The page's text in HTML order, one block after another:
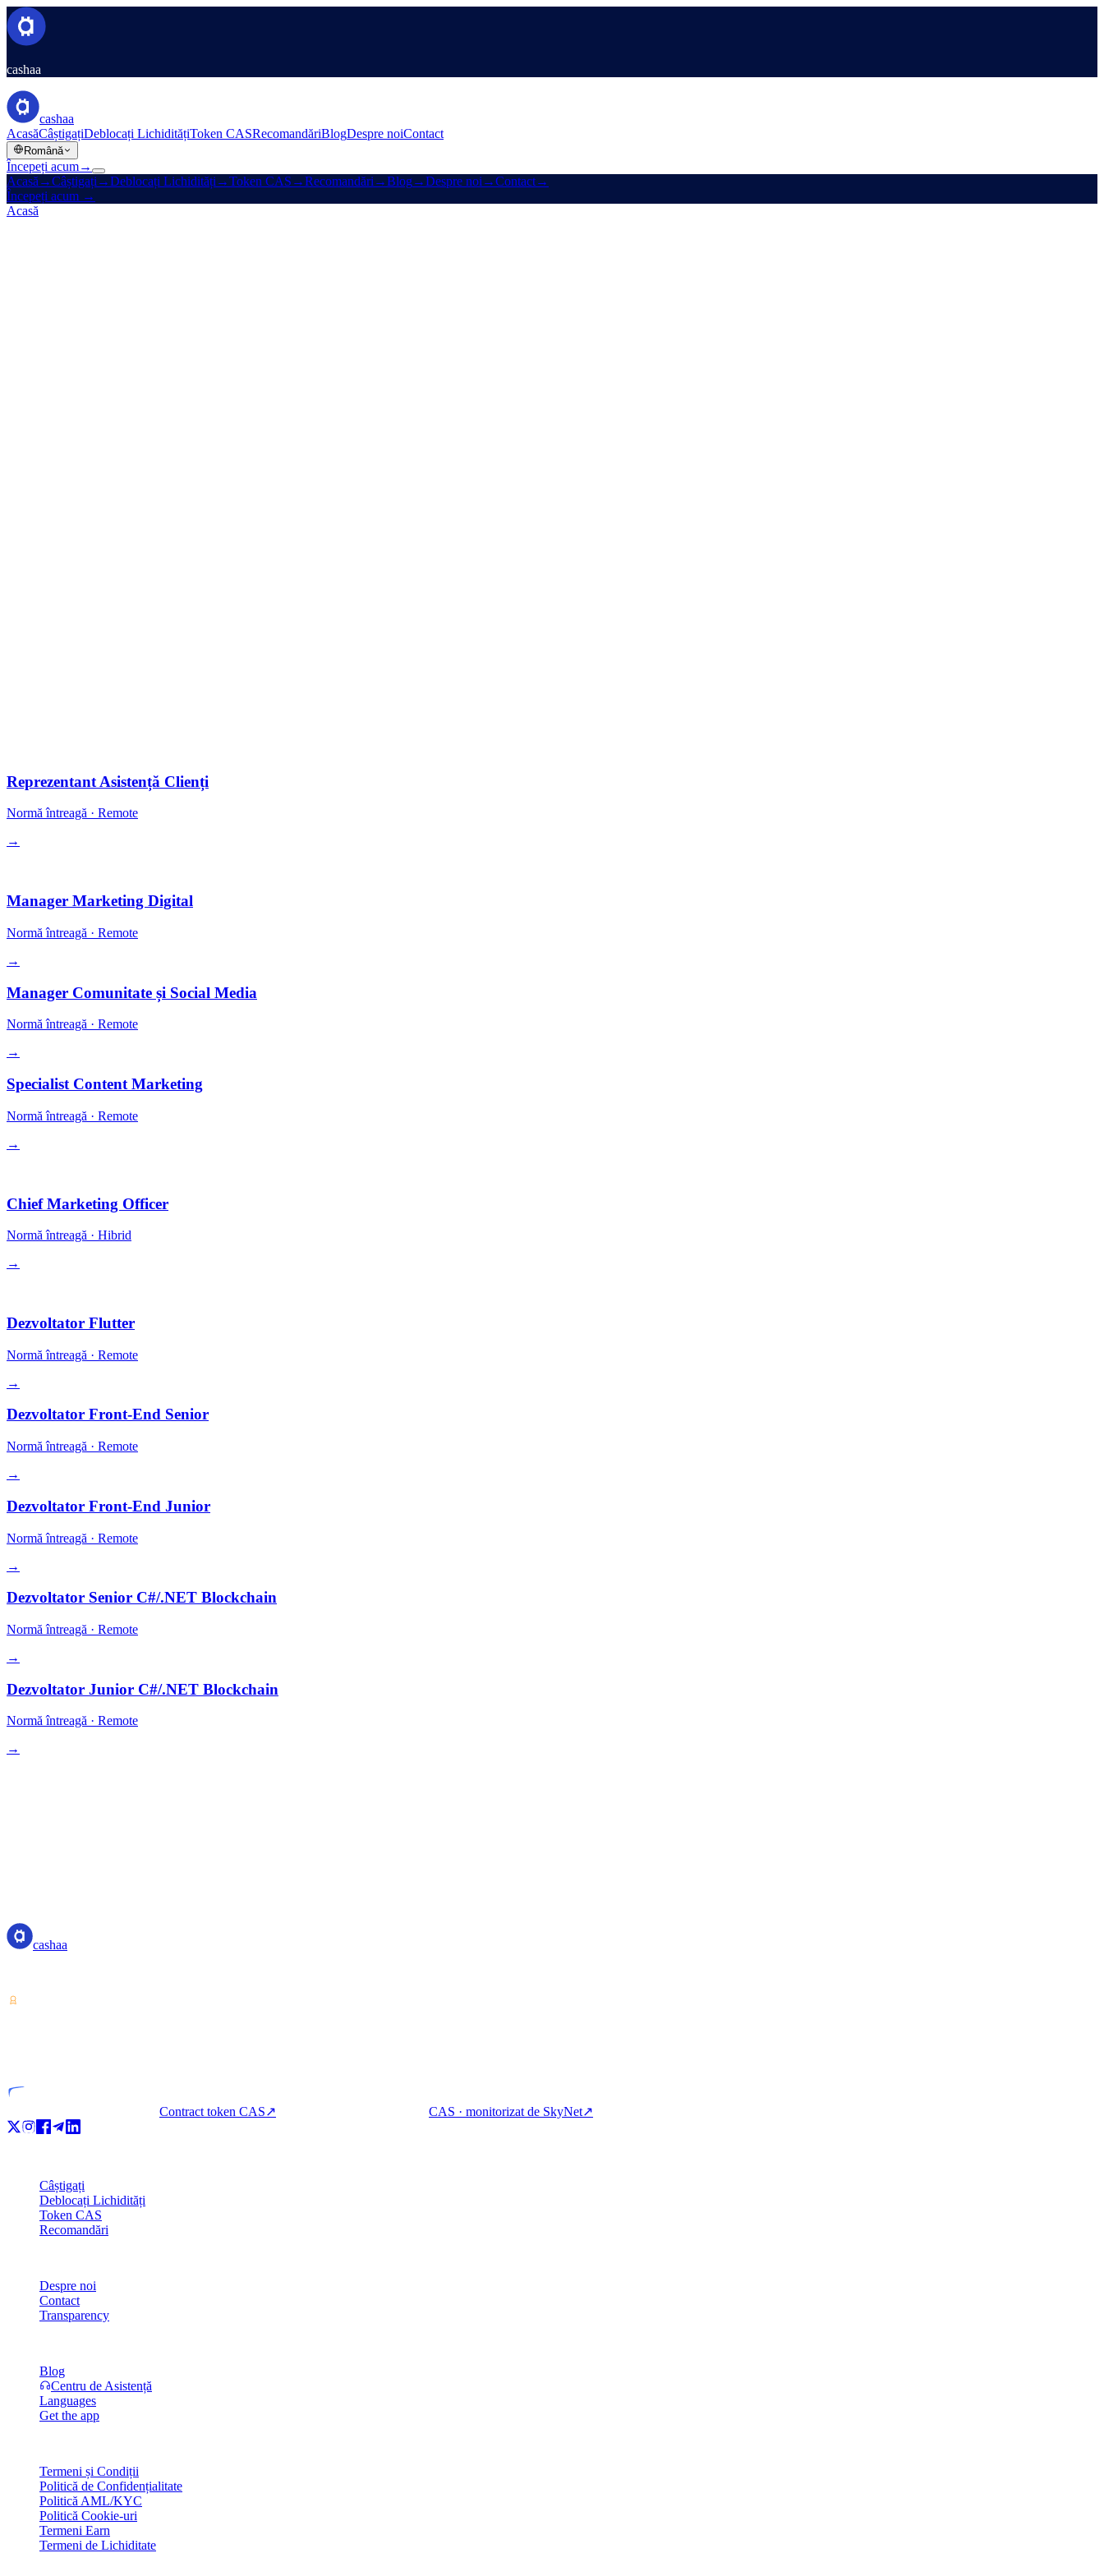
cashaa
cashaa
AcasăCâștigațiDeblocați LichiditățiToken CASRecomandăriBlogDespre noiContact
Română
Începeți acum→
Acasă →Câștigați →Deblocați Lichidități →Token CAS →Recomandări →Blog→Despre noi →Contact→
Începeți acum →
Acasă
Reprezentant Asistență Clienți
Normă întreagă · Remote
→
Manager Marketing Digital
Normă întreagă · Remote
→
Manager Comunitate și Social Media
Normă întreagă · Remote
→
Specialist Content Marketing
Normă întreagă · Remote
→
Chief Marketing Officer
Normă întreagă · Hibrid
→
Dezvoltator Flutter
Normă întreagă · Remote
→
Dezvoltator Front-End Senior
Normă întreagă · Remote
→
Dezvoltator Front-End Junior
Normă întreagă · Remote
→
Dezvoltator Senior C#/.NET Blockchain
Normă întreagă · Remote
→
Dezvoltator Junior C#/.NET Blockchain
Normă întreagă · Remote
→
cashaa
Contract token CAS↗ CAS · monitorizat de SkyNet↗
Câștigați
Deblocați Lichidități
Token CAS
Recomandări
Despre noi
Contact
Transparency
Blog
Centru de Asistență
Languages
Get the app
Termeni și Condiții
Politică de Confidențialitate
Politică AML/KYC
Politică Cookie-uri
Termeni Earn
Termeni de Lichiditate